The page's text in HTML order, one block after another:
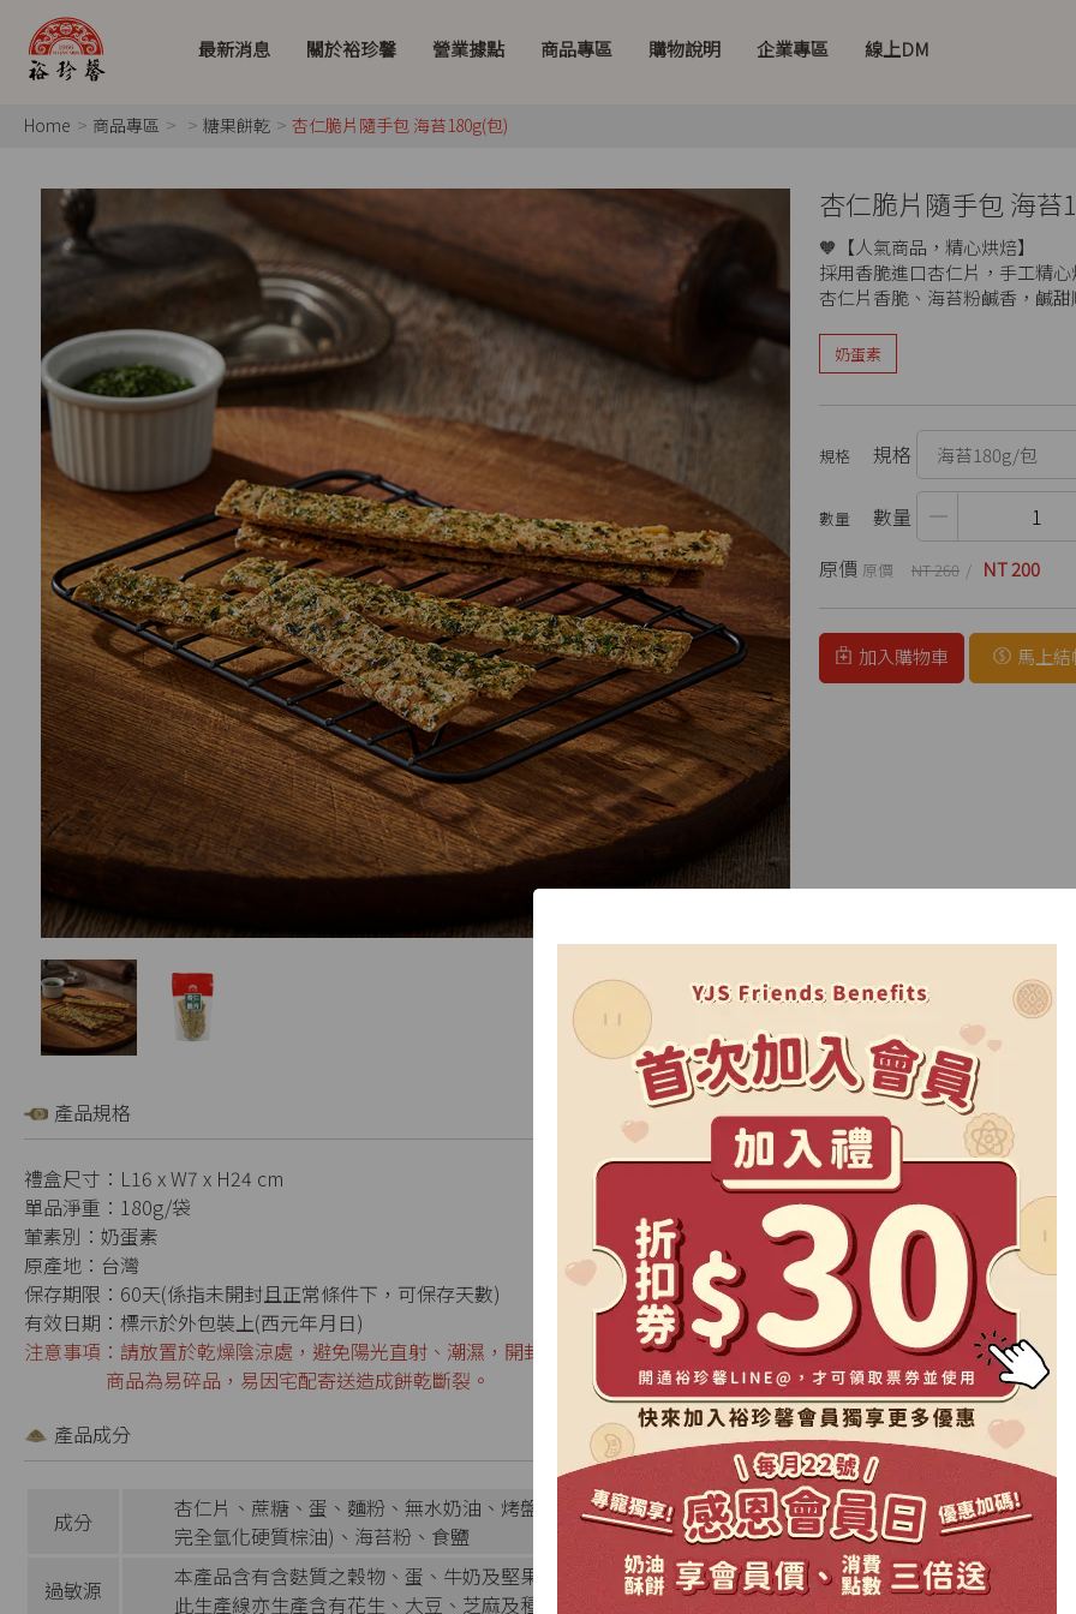
最新消息 關於裕珍馨 營業據點 商品專區 購物說明 企業專區 線上DM
Home 商品專區 糖果餅乾 杏仁脆片隨手包 海苔180g(包)
杏仁脆片隨手包 海苔
🧡【人氣商品，精心烘焙】
採用香脆進口杏仁片，手工精
杏仁片香脆、海苔粉鹹香，鹹
奶蛋素
規格
數量
原價
NT 260 NT 200
加入購物車 馬上
產品規格
禮盒尺寸：L16 x W7 x H24 cm
單品淨重：180g/袋
葷素別：奶蛋素
原產地：台灣
保存期限：60天(係指未開封且正常條件下，可保存天數)
有效日期：標示於外包裝上(西元年月日)
注意事項：請放置於乾燥陰涼處，避免陽光直射、潮濕，開封後請盡快食用完畢。
商品為易碎品，易因宅配寄送造成餅乾斷裂。
產品成分
成分
杏仁片、蔗糖、蛋、麵粉、無水奶油、烤盤油(含軟質棕油、椰子油、硬質棕油、
完全氫化硬質棕油)、海苔粉、食鹽
過敏源
本產品含有含麩質之穀物、蛋、牛奶及堅果類製品，食物過敏者請留意。
此生產線亦生產含有花生、大豆、芝麻及種子類製品。